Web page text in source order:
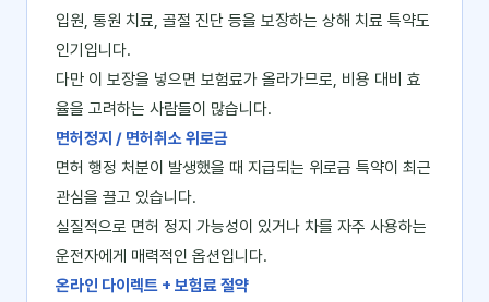
입원, 통원 치료, 골절 진단 등을 보장하는 상해 치료 특약도
인기입니다.
다만 이 보장을 넣으면 보험료가 올라가므로, 비용 대비 효
율을 고려하는 사람들이 많습니다.
면허정지 / 면허취소 위로금
면허 행정 처분이 발생했을 때 지급되는 위로금 특약이 최근
관심을 끌고 있습니다.
실질적으로 면허 정지 가능성이 있거나 차를 자주 사용하는
운전자에게 매력적인 옵션입니다.
온라인 다이렉트 + 보험료 절약